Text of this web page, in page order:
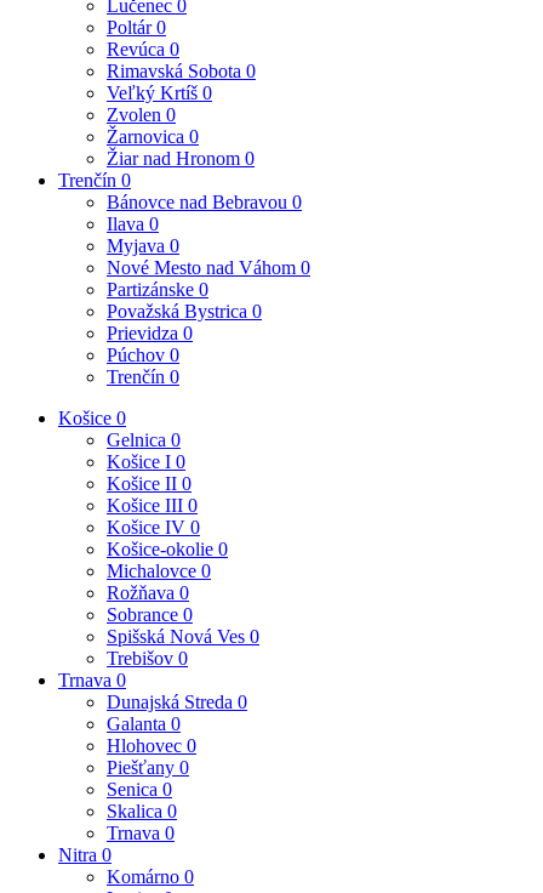
Lučenec 0
Poltár0
Revúca 0
Rimavská Sobota 0
Veľký Krtíš 0
Zvolen 0
Žarnovica 0
Žiar nad Hronom 0
Trenčín 0
Bánovce nad Bebravou 0
Ilava 0
Myjava 0
Nové Mesto nad Váhom 0
Partizánske 0
Považská Bystrica 0
Prievidza 0
Púchov 0
Trenčín 0
Košice 0
Gelnica 0
Košice I 0
Košice II 0
Košice III 0
Košice IV 0
Košice-okolie 0
Michalovce 0
Rožňava 0
Sobrance 0
Spišská Nová Ves 0
Trebišov 0
Trnava 0
Dunajská Streda 0
Galanta 0
Hlohovec 0
Piešťany 0
Senica 0
Skalica 0
Trnava 0
Nitra 0
Komárno 0